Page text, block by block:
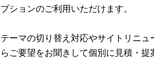
プションのご利用いただけます。
テーマの切り替え対応やサイトリニ
らご要望をお聞きして個別に見積・提